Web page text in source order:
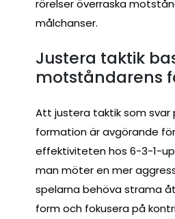
rörelser överraska
målchanser.
Justera taktik
motståndarens
Att justera taktik som
formation är avgörande
effektiviteten hos 6-3-1-
man möter en mer
spelarna behöva strama
form och fokusera på